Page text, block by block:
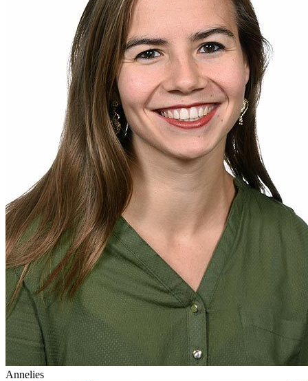
Annelies